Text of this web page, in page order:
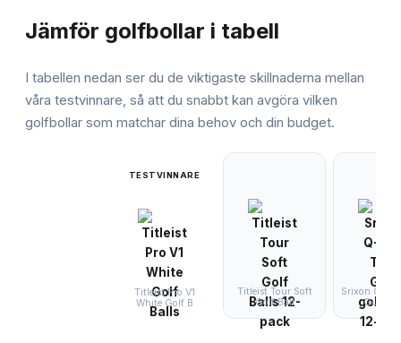
Jämför golfbollar i tabell
I tabellen nedan ser du de viktigaste skillnaderna mellan
våra testvinnare, så att du snabbt kan avgöra vilken
golfbollar som matchar dina behov och din budget.
TESTVINNARE
Titleist Pro V1
White Golf B
Titleist Tour Soft
Golf Ball
Srixon Q-
Gula